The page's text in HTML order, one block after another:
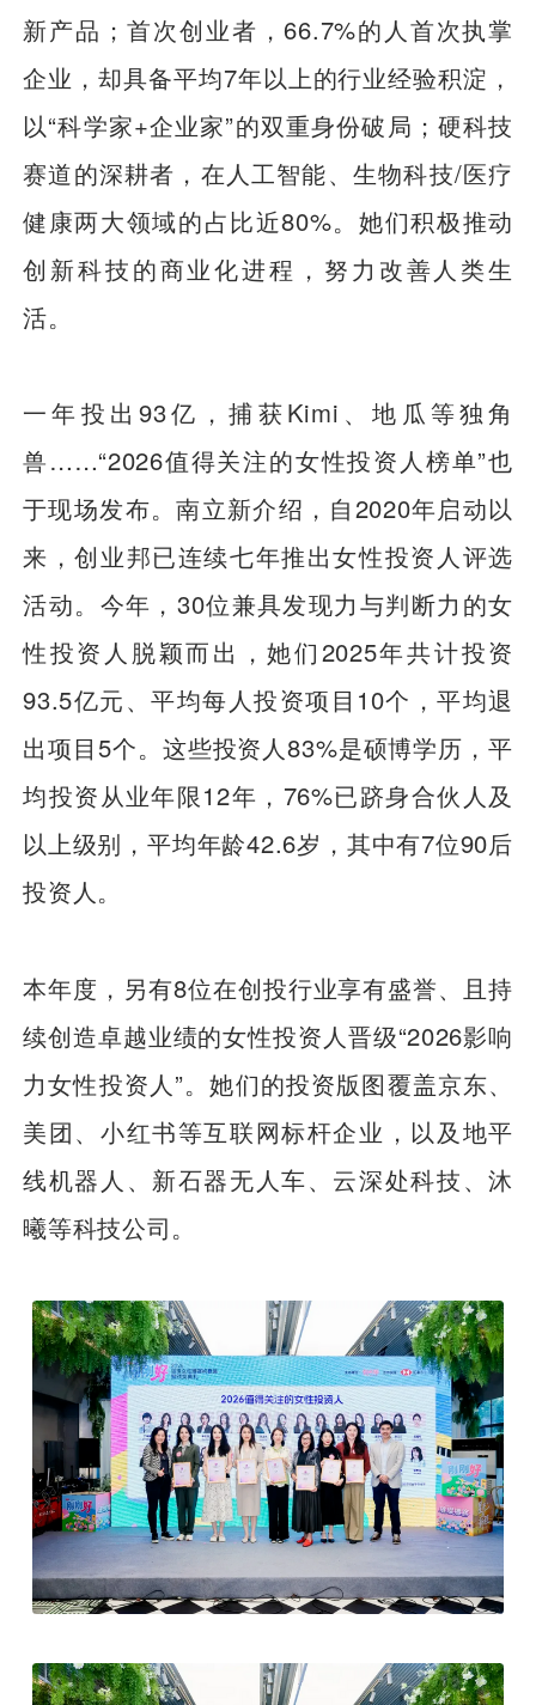
新产品；首次创业者，66.7%的人首次执掌
企业，却具备平均7年以上的行业经验积淀，
以“科学家+企业家”的双重身份破局；硬科技
赛道的深耕者，在人工智能、生物科技/医疗
健康两大领域的占比近80%。她们积极推动
创新科技的商业化进程，努力改善人类生
活。
一年投出93亿，捕获Kimi、地瓜等独角
兽……“2026值得关注的女性投资人榜单”也
于现场发布。南立新介绍，自2020年启动以
来，创业邦已连续七年推出女性投资人评选
活动。今年，30位兼具发现力与判断力的女
性投资人脱颖而出，她们2025年共计投资
93.5亿元、平均每人投资项目10个，平均退
出项目5个。这些投资人83%是硕博学历，平
均投资从业年限12年，76%已跻身合伙人及
以上级别，平均年龄42.6岁，其中有7位90后
投资人。
本年度，另有8位在创投行业享有盛誉、且持
续创造卓越业绩的女性投资人晋级“2026影响
力女性投资人”。她们的投资版图覆盖京东、
美团、小红书等互联网标杆企业，以及地平
线机器人、新石器无人车、云深处科技、沐
曦等科技公司。